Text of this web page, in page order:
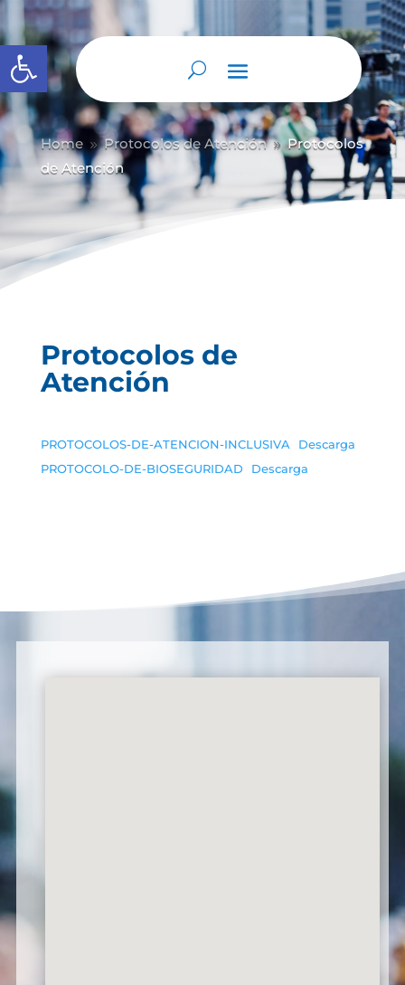
Abrir barra de herramientas
Home 9 Protocolos de Atención 9 Protocolos
de Atención
Protocolos de
Atención
PROTOCOLOS-DE-ATENCION-INCLUSIVA
Descarga
PROTOCOLO-DE-BIOSEGURIDAD
Descarga